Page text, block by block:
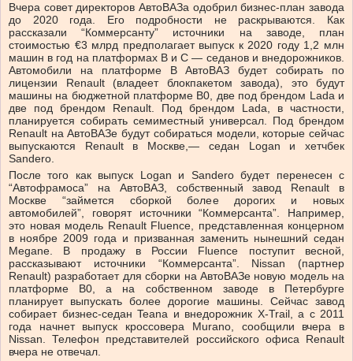
Вчера совет директоров АвтоВАЗа одобрил бизнес-план завода
до 2020 года. Его подробности не раскрываются. Как
рассказали “Коммерсанту” источники на заводе, план
стоимостью €3 млрд предполагает выпуск к 2020 году 1,2 млн
машин в год на платформах В и С — седанов и внедорожников.
Автомобили на платформе В АвтоВАЗ будет собирать по
лицензии Renault (владеет блокпакетом завода), это будут
машины на бюджетной платформе В0, две под брендом Lada и
две под брендом Renault. Под брендом Lada, в частности,
планируется собирать семиместный универсал. Под брендом
Renault на АвтоВАЗе будут собираться модели, которые сейчас
выпускаются Renault в Москве,— седан Logan и хетчбек
Sandero.
После того как выпуск Logan и Sandero будет перенесен с
“Автофрамоса” на АвтоВАЗ, собственный завод Renault в
Москве “займется сборкой более дорогих и новых
автомобилей”, говорят источники “Коммерсанта”. Например,
это новая модель Renault Fluence, представленная концерном
в ноябре 2009 года и призванная заменить нынешний седан
Megane. В продажу в России Fluence поступит весной,
рассказывают источники “Коммерсанта”. Nissan (партнер
Renault) разработает для сборки на АвтоВАЗе новую модель на
платформе В0, а на собственном заводе в Петербурге
планирует выпускать более дорогие машины. Сейчас завод
собирает бизнес-седан Teana и внедорожник X-Trail, а с 2011
года начнет выпуск кроссовера Murano, сообщили вчера в
Nissan. Телефон представителей российского офиса Renault
вчера не отвечал.